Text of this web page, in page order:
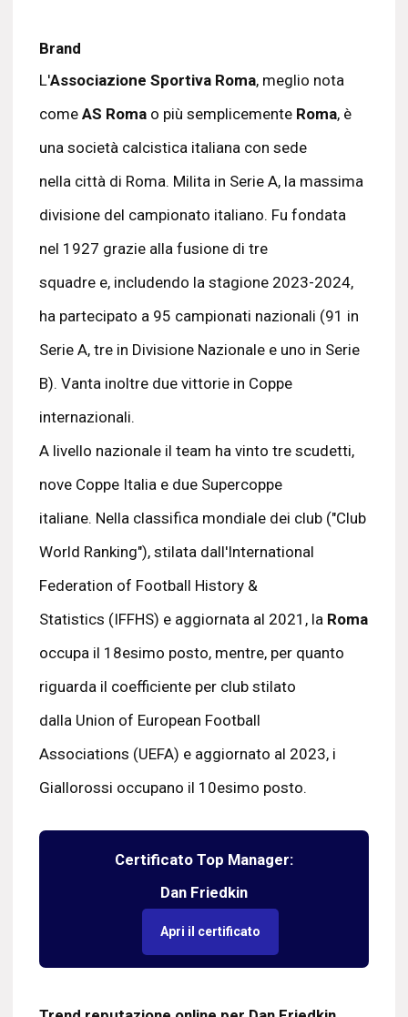
Brand
L'Associazione Sportiva Roma, meglio nota
come AS Roma o più semplicemente Roma, è
una società calcistica italiana con sede
nella città di Roma. Milita in Serie A, la massima
divisione del campionato italiano. Fu fondata
nel 1927 grazie alla fusione di tre
squadre e, includendo la stagione 2023-2024,
ha partecipato a 95 campionati nazionali (91 in
Serie A, tre in Divisione Nazionale e uno in Serie
B). Vanta inoltre due vittorie in Coppe
internazionali.
A livello nazionale il team ha vinto tre scudetti,
nove Coppe Italia e due Supercoppe
italiane. Nella classifica mondiale dei club ("Club
World Ranking"), stilata dall'International
Federation of Football History &
Statistics (IFFHS) e aggiornata al 2021, la Roma
occupa il 18esimo posto, mentre, per quanto
riguarda il coefficiente per club stilato
dalla Union of European Football
Associations (UEFA) e aggiornato al 2023, i
Giallorossi occupano il 10esimo posto.
Certificato Top Manager:
Dan Friedkin
Apri il certificato